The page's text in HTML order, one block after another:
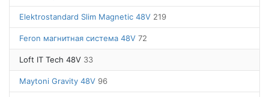
Elektrostandard Slim Magnetic 48V 219
Feron магнитная система 48V 72
Loft IT Tech 48V 33
Maytoni Gravity 48V 96